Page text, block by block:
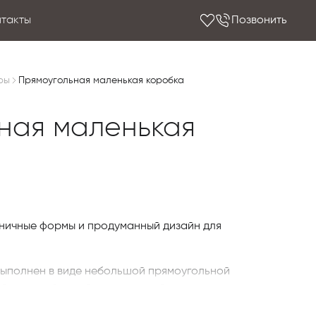
Позвонить
Прямоугольная маленькая коробка
маленькая
формы и продуманный дизайн для
в виде небольшой прямоугольной